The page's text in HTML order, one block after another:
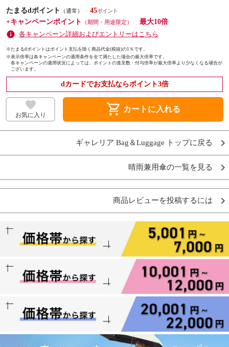
たまるdポイント
（通常）
45
+キャンペーンポイント
（期間・用途限定）
最大10倍
各キャンペーン詳細およびエントリーはこちら
※たまるdポイントはポイント支払を除く商品代金(税抜)の1％です。
※表示倍率は各キャンペーンの適用条件を全て満たした場合の最大倍率です。
各キャンペーンの適用状況によっては、ポイントの進呈数・付与倍率が最大倍率より少なくなる場合が
ございます。
dカードでお支払ならポイント3倍
お気に入り shopping_cart カートに入れる
ギャレリア Bag＆Luggage トップに戻る
晴雨兼用傘の一覧を見る
商品レビューを投稿するには